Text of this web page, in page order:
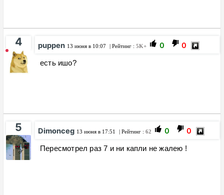
4 puppen 13 июня в 10:07 | Рейтинг : 5K+ 0 0
есть ишо?
5 Dimonceg 13 июня в 17:51 | Рейтинг : 62 0 0
Пересмотрел раз 7 и ни капли не жалею !